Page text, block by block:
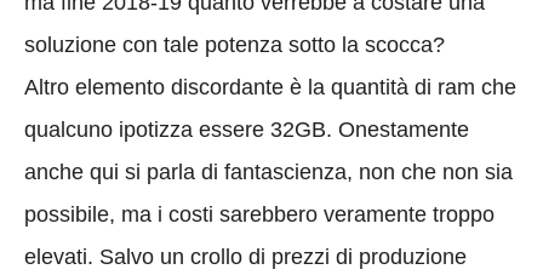
soluzione con tale potenza sotto la scocca?
Altro elemento discordante è la quantità di ram che
qualcuno ipotizza essere 32GB. Onestamente
anche qui si parla di fantascienza, non che non sia
possibile, ma i costi sarebbero veramente troppo
elevati. Salvo un crollo di prezzi di produzione